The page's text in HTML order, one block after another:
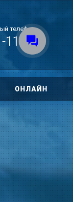
телефон
11-07
ОНЛАЙН